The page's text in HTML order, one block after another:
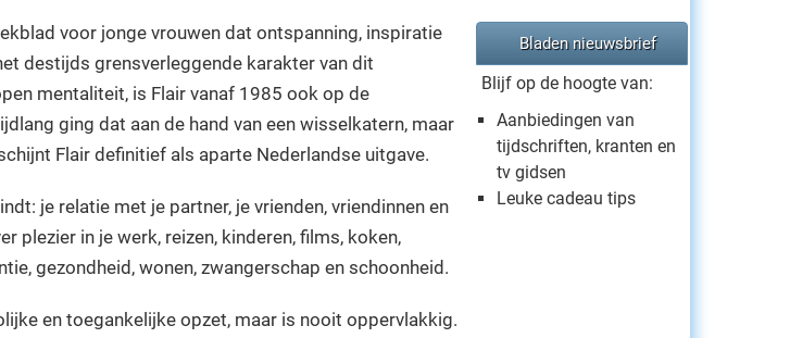
voor jonge vrouwen dat ontspanning, inspiratie
destijds grensverleggende karakter van dit
mentaliteit, is Flair vanaf 1985 ook op de
ging dat aan de hand van een wisselkatern, maar
Flair definitief als aparte Nederlandse uitgave.
je relatie met je partner, je vrienden, vriendinnen en
plezier in je werk, reizen, kinderen, films, koken,
gezondheid, wonen, zwangerschap en schoonheid.
en toegankelijke opzet, maar is nooit oppervlakkig.
Bladen nieuwsbrief
Blijf op de hoogte van:
Aanbiedingen van
tijdschriften, kranten en
tv gidsen
Leuke cadeau tips